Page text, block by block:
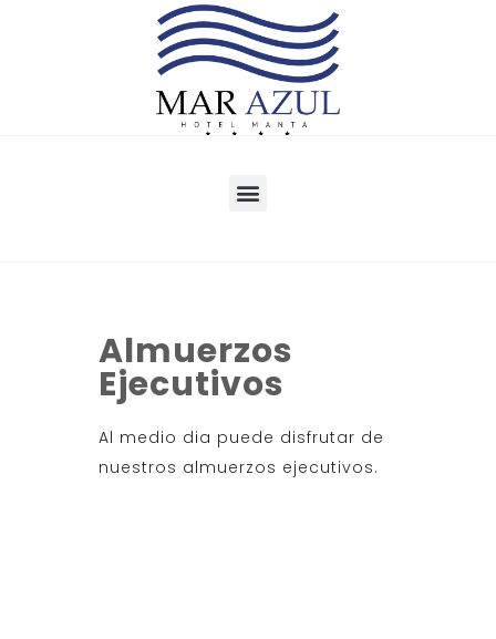
Almuerzos
Ejecutivos
Al medio dia puede disfrutar de
nuestros almuerzos ejecutivos.